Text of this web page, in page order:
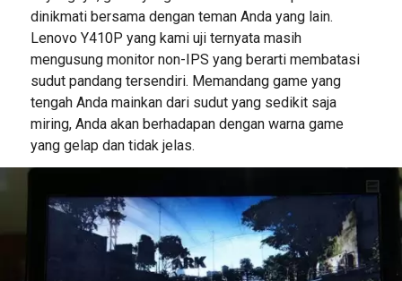
dinikmati bersama dengan teman Anda yang lain.
Lenovo Y410P yang kami uji ternyata masih
mengusung monitor non-IPS yang berarti membatasi
sudut pandang tersendiri. Memandang game yang
tengah Anda mainkan dari sudut yang sedikit saja
miring, Anda akan berhadapan dengan warna game
yang gelap dan tidak jelas.